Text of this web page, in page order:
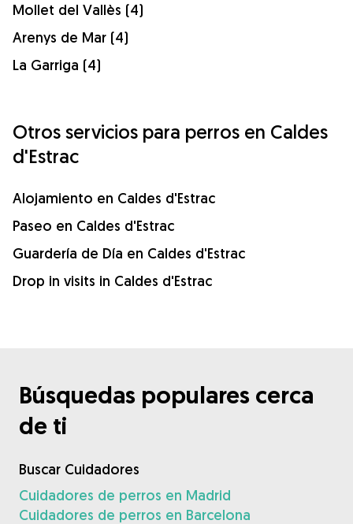
Mollet del Vallès (4)
Arenys de Mar (4)
La Garriga (4)
Otros servicios para perros en Caldes
d'Estrac
Alojamiento en Caldes d'Estrac
Paseo en Caldes d'Estrac
Guardería de Día en Caldes d'Estrac
Drop in visits in Caldes d'Estrac
Búsquedas populares cerca
de ti
Buscar Cuidadores
Cuidadores de perros en Madrid
Cuidadores de perros en Barcelona